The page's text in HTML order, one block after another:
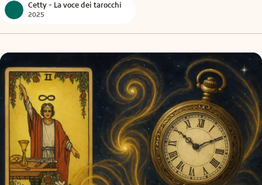
Cetty - La voce dei tarocchi
2025